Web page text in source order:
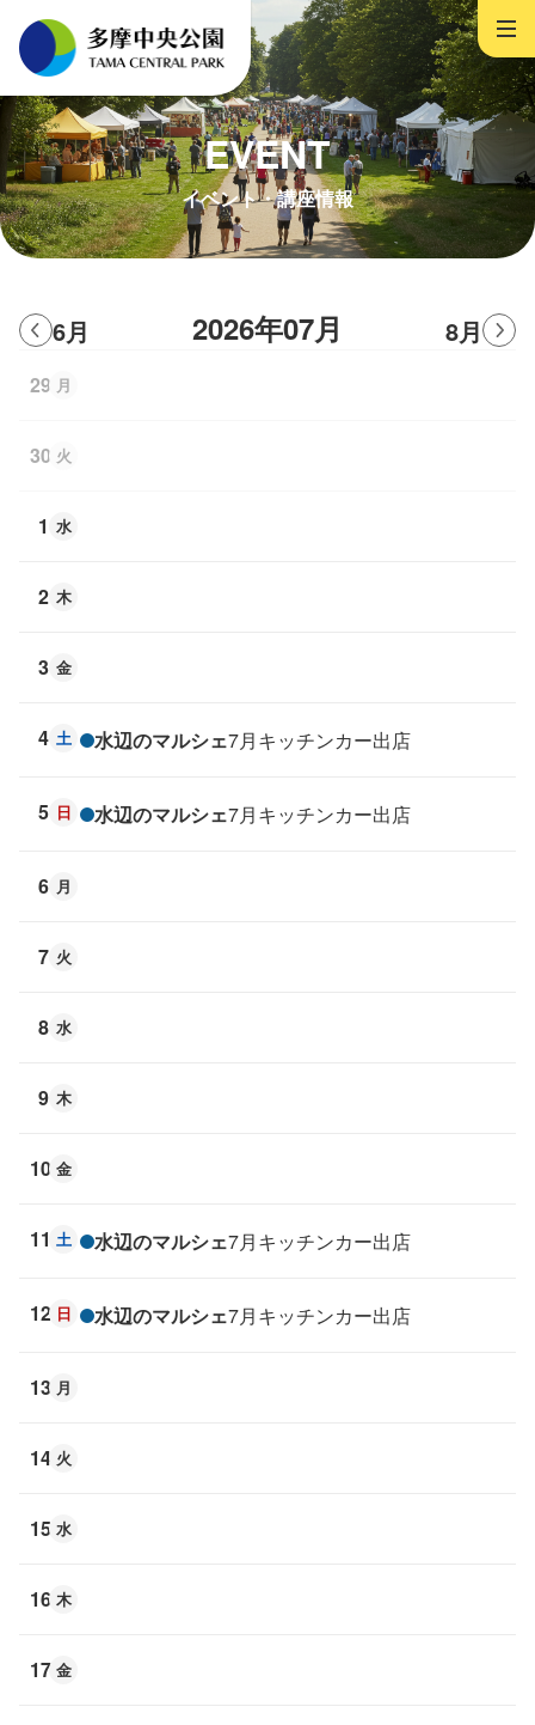
EVENT
イベント・講座情報
6月 2026年07月 8月
29 月
30 火
1 水
2 木
3 金
4 土 水辺のマルシェ7月キッチンカー出店
5 日 水辺のマルシェ7月キッチンカー出店
6 月
7 火
8 水
9 木
10 金
11 土 水辺のマルシェ7月キッチンカー出店
12 日 水辺のマルシェ7月キッチンカー出店
13 月
14 火
15 水
16 木
17 金